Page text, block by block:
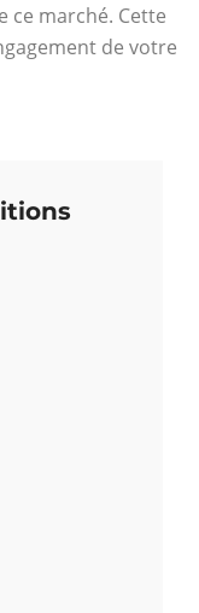
ce marché. Cette
de votre